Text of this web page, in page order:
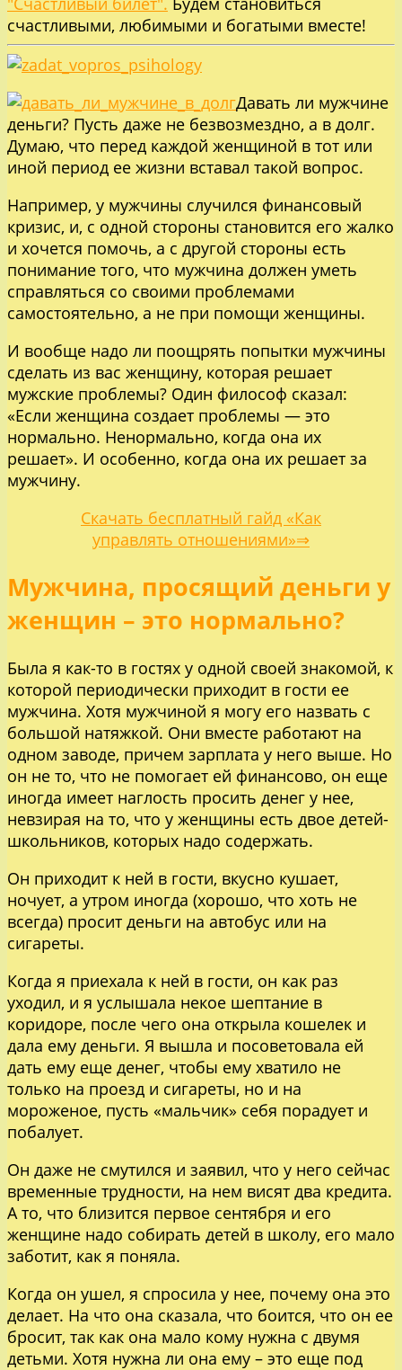
счастливыми, любимыми и богатыми вместе!
Давать ли мужчине
деньги? Пусть даже не безвозмездно, а в долг.
Думаю, что перед каждой женщиной в тот или
иной период ее жизни вставал такой вопрос.
Например, у мужчины случился финансовый
кризис, и, с одной стороны становится его жалко
и хочется помочь, а с другой стороны есть
понимание того, что мужчина должен уметь
справляться со своими проблемами
самостоятельно, а не при помощи женщины.
И вообще надо ли поощрять попытки мужчины
сделать из вас женщину, которая решает
мужские проблемы? Один философ сказал:
«Если женщина создает проблемы — это
нормально. Ненормально, когда она их
решает». И особенно, когда она их решает за
мужчину.
Скачать бесплатный гайд «Как
управлять отношениями»⇒
Мужчина, просящий деньги у
женщин – это нормально?
Была я как-то в гостях у одной своей знакомой, к
которой периодически приходит в гости ее
мужчина. Хотя мужчиной я могу его назвать с
большой натяжкой. Они вместе работают на
одном заводе, причем зарплата у него выше. Но
он не то, что не помогает ей финансово, он еще
иногда имеет наглость просить денег у нее,
невзирая на то, что у женщины есть двое детей-
школьников, которых надо содержать.
Он приходит к ней в гости, вкусно кушает,
ночует, а утром иногда (хорошо, что хоть не
всегда) просит деньги на автобус или на
сигареты.
Когда я приехала к ней в гости, он как раз
уходил, и я услышала некое шептание в
коридоре, после чего она открыла кошелек и
дала ему деньги. Я вышла и посоветовала ей
дать ему еще денег, чтобы ему хватило не
только на проезд и сигареты, но и на
мороженое, пусть «мальчик» себя порадует и
побалует.
Он даже не смутился и заявил, что у него сейчас
временные трудности, на нем висят два кредита.
А то, что близится первое сентября и его
женщине надо собирать детей в школу, его мало
заботит, как я поняла.
Когда он ушел, я спросила у нее, почему она это
делает. На что она сказала, что боится, что он ее
бросит, так как она мало кому нужна с двумя
детьми. Хотя нужна ли она ему – это еще под